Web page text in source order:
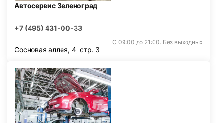
Автосервис Зеленоград
+7 (495) 431-00-33
С 09:00 до 21:00. Без выходных
Сосновая аллея, 4, стр. 3